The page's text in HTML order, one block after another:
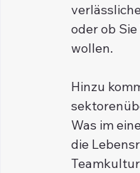
oder ob
wollen.
Hinzu
Was im
die